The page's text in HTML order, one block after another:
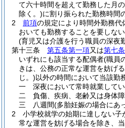
て六十時間を超えて勤務した月
除く。)に割り振られた勤務時間
2
前項の規定により時間外勤務
おいても勤務することを要しない
(育児又は介護を行う職員の深夜
第十三条
第五条第一項又は第七
いずれにも該当する配偶者(職員
きは、公務の正常な運営を妨げ
じ。)以外の時間において当該勤
一
深夜において常時就業して
二
負傷、疾病、老齢又は身体
三
八週間(多胎妊娠の場合にあ
2
小学校就学の始期に達しない子
常な運営を妨げる場合を除き、